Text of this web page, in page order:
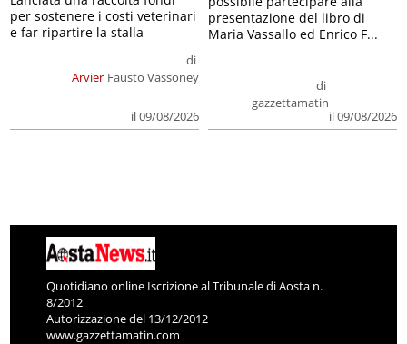
Arvier
di
Fausto Vassoney
il 09/08/2026
per sostenere i costi veterinari
e far ripartire la stalla
di
gazzettamatin
il 09/08/2026
presentazione del libro di
Maria Vassallo ed Enrico F...
Quotidiano online Iscrizione al Tribunale di Aosta n.
8/2012
Autorizzazione del 13/12/2012
www.gazzettamatin.com